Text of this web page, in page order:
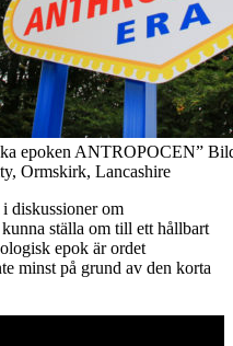
epoken ANTROPOCEN”
Ormskirk, Lancashire
diskussioner om
ställa om till ett hållbart
epok är ordet
minst på grund av den korta